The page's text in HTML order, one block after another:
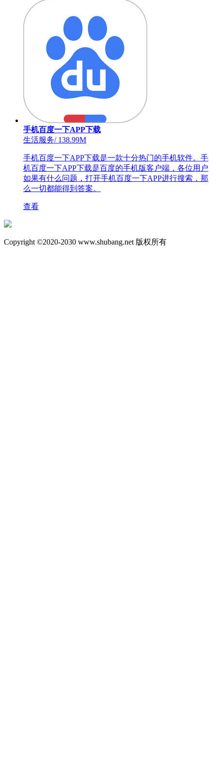
手机百度一下APP下载
生活服务/138.99M
手机百度一下APP下载是一款十分热门的手机软件。手
机百度一下APP下载是百度的手机版客户端，各位用户
如果有什么问题，打开手机百度一下APP进行搜索，那
么一切都能得到答案。
查看
Copyright ©2020-2030 www.shubang.net 版权所有